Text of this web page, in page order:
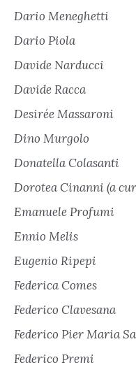
Dario Meneghetti
Dario Piola
Davide Narducci
Davide Racca
Desirée Massaroni
Dino Murgolo
Donatella Colasanti
Dorotea Cinanni (a
Emanuele Profumi
Ennio Melis
Eugenio Ripepi
Federica Comes
Federico Clavesana
Federico Pier Maria
Federico Premi